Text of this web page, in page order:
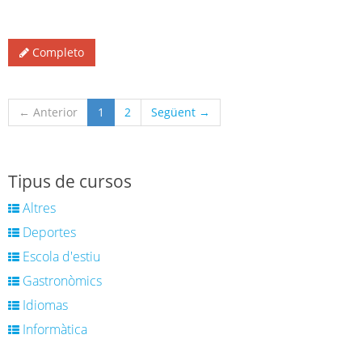
Completo
← Anterior 1 (current)
2 Següent →
Tipus de cursos
Altres
Deportes
Escola d'estiu
Gastronòmics
Idiomas
Informàtica